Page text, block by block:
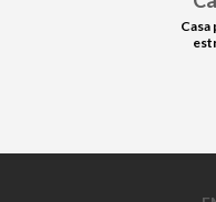
Casa